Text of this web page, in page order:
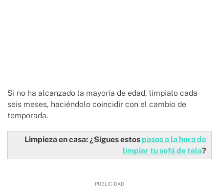
Si no ha alcanzado la mayoría de edad, límpialo cada
seis meses, haciéndolo coincidir con el cambio de
temporada.
Limpieza en casa: ¿Sigues estos pasos a la hora de
limpiar tu sofá de tela?